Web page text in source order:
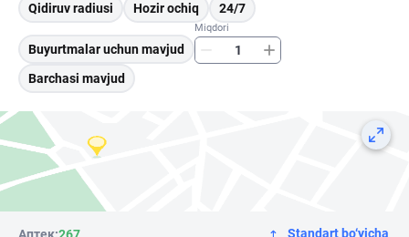
Qidiruv radiusi Hozir ochiq 24/7
Buyurtmalar uchun mavjud
Miqdori
Barchasi mavjud
Standart bo‘yicha